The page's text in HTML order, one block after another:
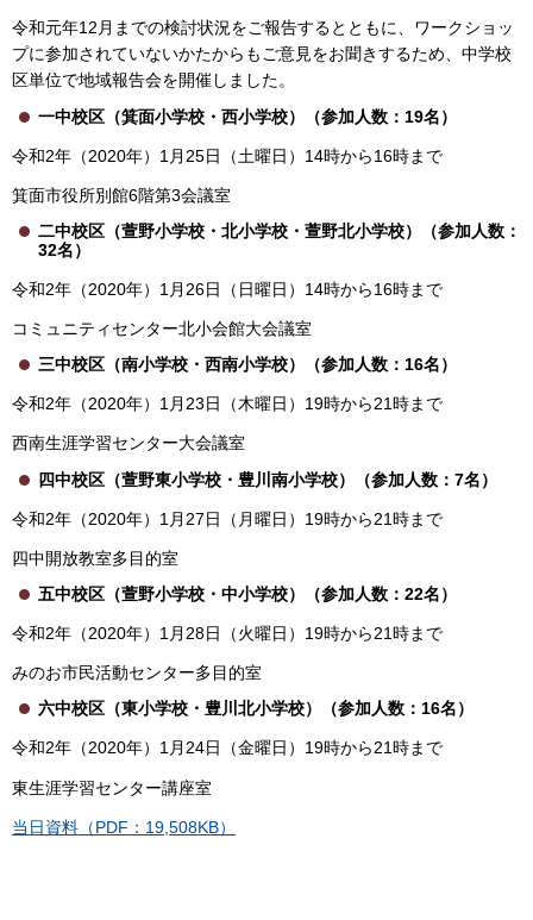
令和元年12月までの検討状況をご報告するとともに、ワークショッ
プに参加されていないかたからもご意見をお聞きするため、中学校
区単位で地域報告会を開催しました。
一中校区（箕面小学校・西小学校）（参加人数：19名）
令和2年（2020年）1月25日（土曜日）14時から16時まで
箕面市役所別館6階第3会議室
二中校区（萱野小学校・北小学校・萱野北小学校）（参加人数：
32名）
令和2年（2020年）1月26日（日曜日）14時から16時まで
コミュニティセンター北小会館大会議室
三中校区（南小学校・西南小学校）（参加人数：16名）
令和2年（2020年）1月23日（木曜日）19時から21時まで
西南生涯学習センター大会議室
四中校区（萱野東小学校・豊川南小学校）（参加人数：7名）
令和2年（2020年）1月27日（月曜日）19時から21時まで
四中開放教室多目的室
五中校区（萱野小学校・中小学校）（参加人数：22名）
令和2年（2020年）1月28日（火曜日）19時から21時まで
みのお市民活動センター多目的室
六中校区（東小学校・豊川北小学校）（参加人数：16名）
令和2年（2020年）1月24日（金曜日）19時から21時まで
東生涯学習センター講座室
当日資料（PDF：19,508KB）